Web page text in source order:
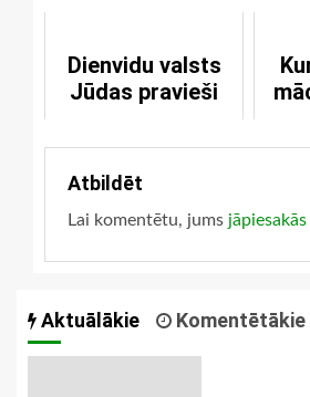
Dienvidu valsts
Jūdas pravieši
Atbildēt
Lai komentētu, jums jāpiesakās
Aktuālākie Komentētākie